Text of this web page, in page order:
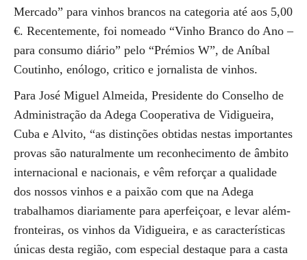
Mercado” para vinhos brancos na categoria até aos 5,00
€. Recentemente, foi nomeado “Vinho Branco do Ano –
para consumo diário” pelo “Prémios W”, de Aníbal
Coutinho, enólogo, critico e jornalista de vinhos.
Para José Miguel Almeida, Presidente do Conselho de
Administração da Adega Cooperativa de Vidigueira,
Cuba e Alvito, “as distinções obtidas nestas importantes
provas são naturalmente um reconhecimento de âmbito
internacional e nacionais, e vêm reforçar a qualidade
dos nossos vinhos e a paixão com que na Adega
trabalhamos diariamente para aperfeiçoar, e levar além-
fronteiras, os vinhos da Vidigueira, e as características
únicas desta região, com especial destaque para a casta